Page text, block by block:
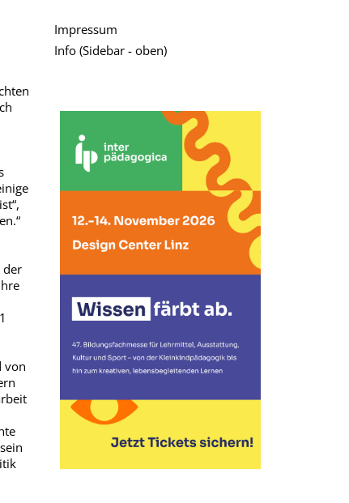
der
von
Impressum
Info (Sidebar - oben)